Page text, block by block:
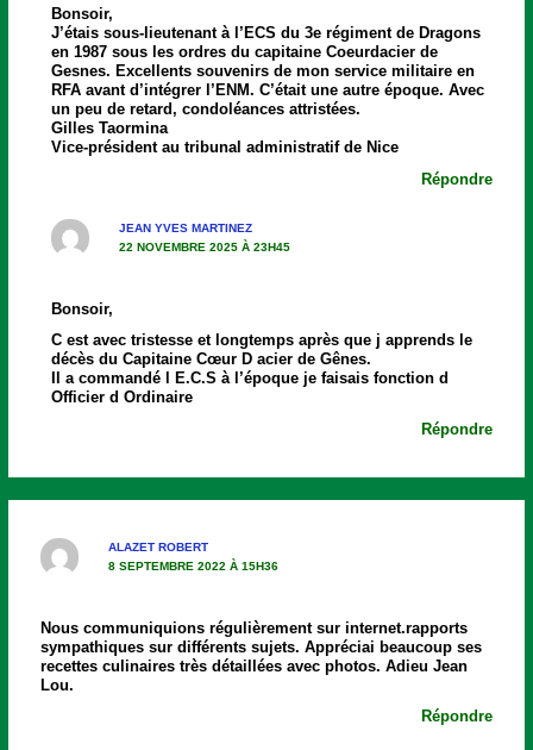
Bonsoir,
J’étais sous-lieutenant à l’ECS du 3e régiment de Dragons
en 1987 sous les ordres du capitaine Coeurdacier de
Gesnes. Excellents souvenirs de mon service militaire en
RFA avant d’intégrer l’ENM. C’était une autre époque. Avec
un peu de retard, condoléances attristées.
Gilles Taormina
Vice-président au tribunal administratif de Nice
Répondre
JEAN YVES MARTINEZ
22 NOVEMBRE 2025 À 23H45
Bonsoir,
C est avec tristesse et longtemps après que j apprends le
décès du Capitaine Cœur D acier de Gênes.
Il a commandé l E.C.S à l’époque je faisais fonction d
Officier d Ordinaire
Répondre
ALAZET ROBERT
8 SEPTEMBRE 2022 À 15H36
Nous communiquions régulièrement sur internet.rapports
sympathiques sur différents sujets. Appréciai beaucoup ses
recettes culinaires très détaillées avec photos. Adieu Jean
Lou.
Répondre